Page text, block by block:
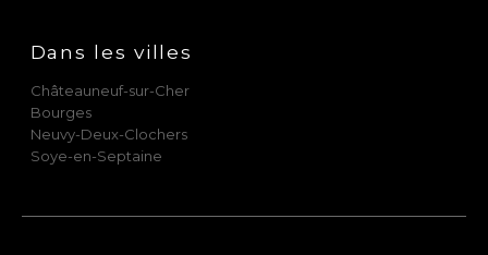
Dans les villes
Châteauneuf-sur-Cher
Bourges
Neuvy-Deux-Clochers
Soye-en-Septaine